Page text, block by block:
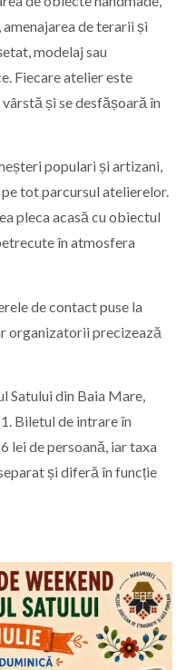
de terarii și
modelaj sau
Fiecare atelier este
și se desfășoară în
populari și artizani,
tot parcursul atelierelor.
pleca acasă cu obiectul
în atmosfera
de contact puse la
organizatorii precizează
Satului din Baia Mare,
Biletul de intrare în
lei de persoană, iar taxa
și diferă în funcție